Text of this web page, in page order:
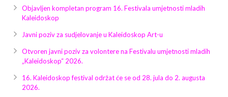
Galerija 2023
Objavljen kompletan program 16. Festivala umjetnosti mladih
Kaleidoskop
Javni poziv za sudjelovanje u Kaleidoskop Art-u
Otvoren javni poziv za volontere na Festivalu umjetnosti mladih
„Kaleidoskop“ 2026.
16. Kaleidoskop festival održat će se od 28. jula do 2. augusta
2026.